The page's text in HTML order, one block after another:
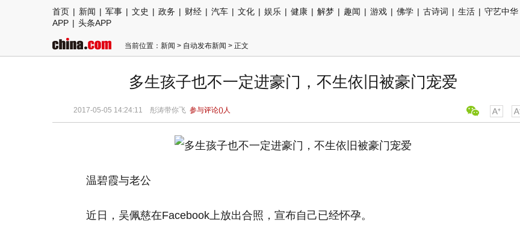
首页 | 新闻 | 军事 | 文史 | 政务 | 财经 | 汽车 | 文化 | 娱乐 | 健康 | 解梦 | 趣闻 | 游戏 | 佛学 | 古诗词 | 生活 | 守艺中华
APP | 头条APP
当前位置： 新闻 > 自动发布新闻 > 正文
多生孩子也不一定进豪门，不生依旧被豪门宠爱
2017-05-05 14:24:11 彤涛带你飞 参与评论()人
温碧霞与老公
近日，吴佩慈在Facebook上放出合照，宣布自己已经怀孕。